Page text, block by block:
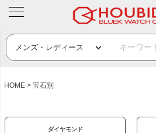
HOME 宝石別
ダイヤモンド